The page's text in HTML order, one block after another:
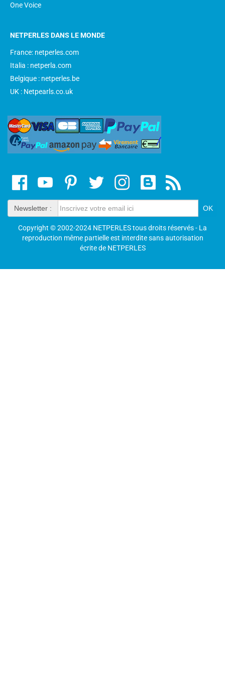
One Voice
NETPERLES DANS LE MONDE
France: netperles.com
Italia : netperla.com
Belgique : netperles.be
UK : Netpearls.co.uk
Newsletter :
Copyright © 2002-2024 NETPERLES tous droits réservés - La
reproduction même partielle est interdite sans autorisation
écrite de NETPERLES